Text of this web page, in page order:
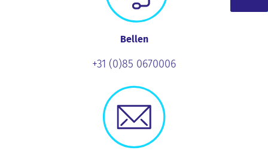
Bellen
+31 (0)85 0670006